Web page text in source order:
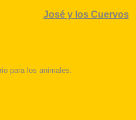
José y los Cuervos
para los animales.